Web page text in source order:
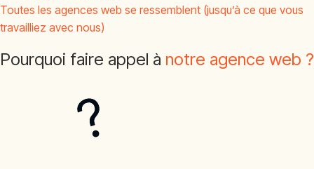
Toutes les agences web se ressemblent (jusqu’à ce que vous
travailliez avec nous)
Pourquoi faire appel à notre agence web ?